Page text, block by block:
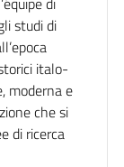
studi di
italo-
moderna e
che si
di ricerca